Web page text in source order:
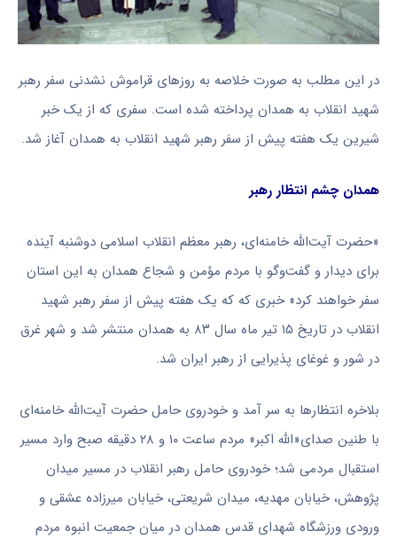
در این مطلب به صورت خلاصه به روزهای قراموش نشدنی سفر رهبر
شهید انقلاب به همدان پرداخته شده است. سفری که از یک خبر
شیرین یک هفته پیش از سفر رهبر شهید انقلاب به همدان آغاز شد.
همدان چشم انتظار رهبر
«حضرت آیت‌الله خامنه‌ای، رهبر معظم انقلاب اسلامی دوشنبه‌ آینده
برای دیدار و گفت‌وگو با مردم مؤمن و شجاع همدان به این استان
سفر خواهند کرد» خبری که که یک هفته پیش از سفر رهبر شهید
انقلاب در تاریخ ۱۵ تیر ماه سال ۸۳ به همدان منتشر شد و شهر غرق
در شور و غوغای پذیرایی از رهبر ایران شد.
بلاخره انتظارها به سر آمد و خودروی حامل حضرت آیت‌الله خامنه‌ای
با طنین صدای«الله اکبر» مردم ساعت ۱۰ و ۲۸ دقیقه صبح وارد مسیر
استقبال مردمی شد؛ خودروی حامل رهبر انقلاب در مسیر میدان
پژوهش، خیابان مهدیه، میدان شریعتی، خیابان میرزاده عشقی و
ورودی ورزشگاه شهدای قدس همدان در میان جمعیت انبوه مردم